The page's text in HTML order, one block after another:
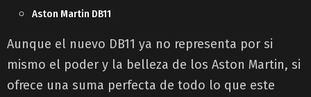
Aston Martin DB11
Aunque el nuevo DB11 ya no representa por si
mismo el poder y la belleza de los Aston Martin, si
ofrece una suma perfecta de todo lo que este